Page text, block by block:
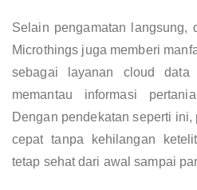
Selain pengamatan langsung,
Microthings juga memberi
sebagai layanan cloud data
memantau informasi
Dengan pendekatan seperti
cepat tanpa kehilangan
tetap sehat dari awal sampai